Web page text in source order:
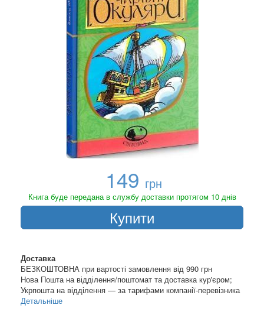
149 грн
Книга буде передана в службу доставки протягом 10 днів
Купити
Доставка
БЕЗКОШТОВНА при вартості замовлення від 990 грн
Нова Пошта на відділення/поштомат та доставка кур'єром;
Укрпошта на відділення — за тарифами компанії-перевізника
Детальніше